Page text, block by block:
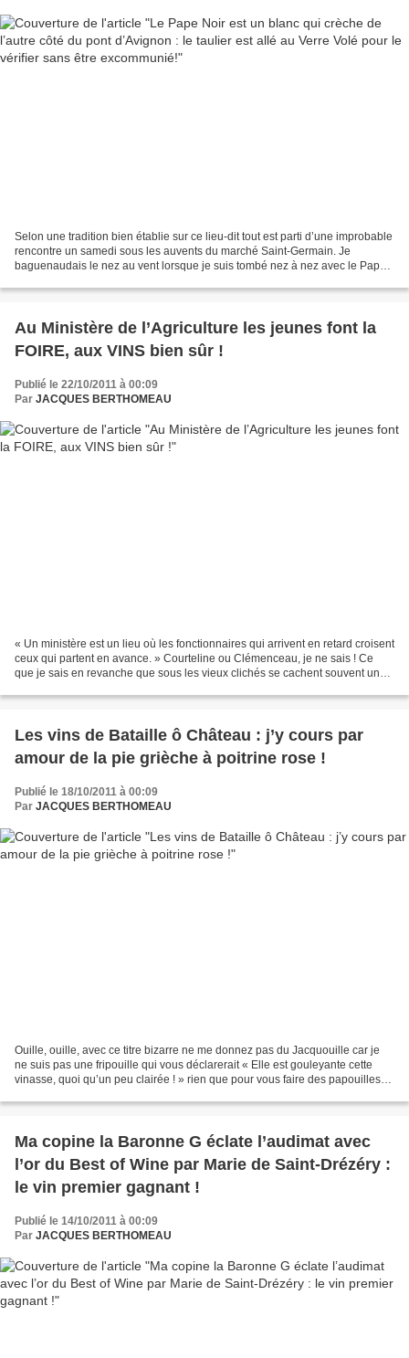
Selon une tradition bien établie sur ce lieu-dit tout est parti d’une improbable
rencontre un samedi sous les auvents du marché Saint-Germain. Je
baguenaudais le nez au vent lorsque je suis tombé nez à nez avec le Pape
Au Ministère de l’Agriculture les jeunes font la
FOIRE, aux VINS bien sûr !
Publié le 22/10/2011 à 00:09
Par JACQUES BERTHOMEAU
« Un ministère est un lieu où les fonctionnaires qui arrivent en retard croisent
ceux qui partent en avance. » Courteline ou Clémenceau, je ne sais ! Ce
que je sais en revanche que sous les vieux clichés se cachent souvent une
Les vins de Bataille ô Château : j’y cours par
amour de la pie grièche à poitrine rose !
Publié le 18/10/2011 à 00:09
Par JACQUES BERTHOMEAU
Ouille, ouille, avec ce titre bizarre ne me donnez pas du Jacquouille car je
ne suis pas une fripouille qui vous déclarerait « Elle est gouleyante cette
vinasse, quoi qu’un peu clairée ! » rien que pour vous faire des papouilles
Ma copine la Baronne G éclate l’audimat avec
l’or du Best of Wine par Marie de Saint-Drézéry :
le vin premier gagnant !
Publié le 14/10/2011 à 00:09
Par JACQUES BERTHOMEAU